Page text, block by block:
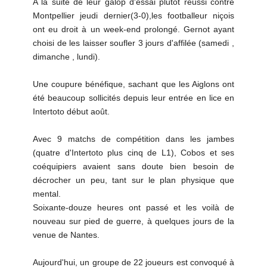
Montpellier jeudi dernier(3-0),les footballeur niçois
ont eu droit à un week-end prolongé. Gernot ayant
choisi de les laisser soufler 3 jours d'affilée (samedi ,
dimanche , lundi).
Une coupure bénéfique, sachant que les Aiglons ont
été beaucoup sollicités depuis leur entrée en lice en
Intertoto début août.
Avec 9 matchs de compétition dans les jambes
(quatre d'Intertoto plus cinq de L1), Cobos et ses
coéquipiers avaient sans doute bien besoin de
décrocher un peu, tant sur le plan physique que
mental.
Soixante-douze heures ont passé et les voilà de
nouveau sur pied de guerre, à quelques jours de la
venue de Nantes.
Aujourd'hui, un groupe de 22 joueurs est convoqué à